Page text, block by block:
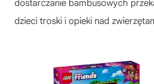
dostarczanie bambusowych
dzieci troski i opieki nad